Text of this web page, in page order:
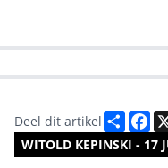
WITOLD KEPINSKI - 17
Deel dit artikel Deel